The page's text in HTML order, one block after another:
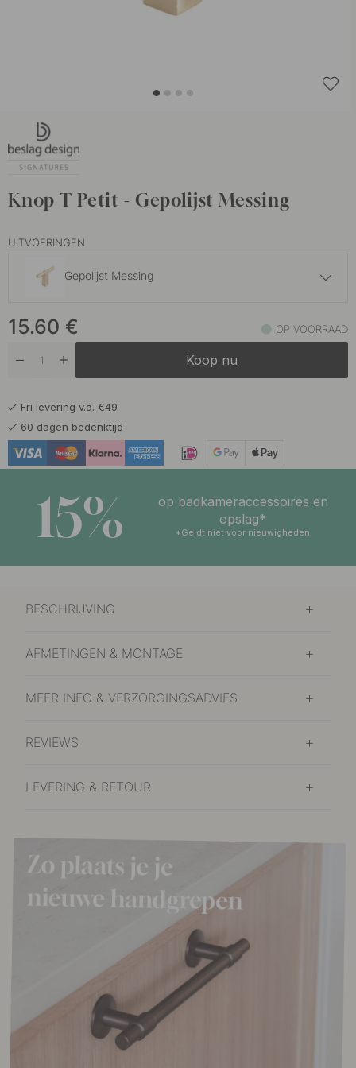
Knop T Petit - Gepolijst Messing
UITVOERINGEN
Gepolijst Messing
Gebronsd Messing Op voorraad
Mat Zwart Op voorraad
Vernikkeld
15.60 € OP VOORRAAD
Koop nu
Fri levering v.a. €49
60 dagen bedenktijd
15%
op badkameraccessoires en
opslag*
*Geldt niet voor nieuwigheden
BESCHRIJVING
AFMETINGEN & MONTAGE
MEER INFO & VERZORGINGSADVIES
REVIEWS
LEVERING & RETOUR